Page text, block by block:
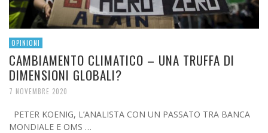
OPINIONI
CAMBIAMENTO CLIMATICO – UNA TRUFFA DI
DIMENSIONI GLOBALI?
7 NOVEMBRE 2020
PETER KOENIG, L’ANALISTA CON UN PASSATO TRA BANCA
MONDIALE E OMS …